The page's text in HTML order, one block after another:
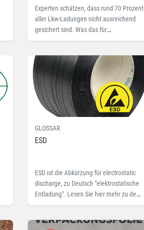
Experten schätzen, dass rund 70 Prozent
aller Lkw-Ladungen nicht ausreichend
gesichert sind. Was das für
Konsequenzen hat und wie Sie Ihre
GLOSSAR
ESD
ESD ist die Abkürzung für electrostatic
discharge, zu Deutsch "elektrostatische
Entladung". Lesen Sie hier mehr zu dem
Fachbegriff ESD.